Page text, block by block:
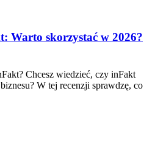
Warto skorzystać w 2026?
Chcesz wiedzieć, czy inFakt
W tej recenzji sprawdzę, co